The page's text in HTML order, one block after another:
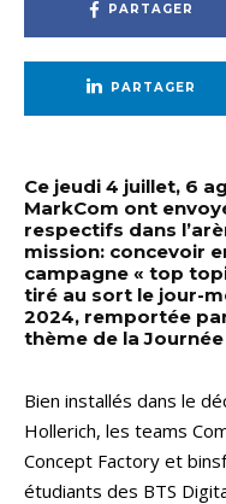
PARTAGER
PARTAGER
Ce jeudi 4 juillet, 6
MarkCom ont
respectifs dans
mission: concevoir
campagne « top
tiré au sort le jour-
2024, remportée
thème de la
Bien installés dans le
Hollerich, les teams
Concept Factory et
étudiants des BTS